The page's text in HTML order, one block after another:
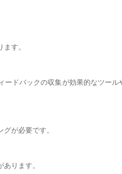
す。
ドバックの収集が効果的なツール
が必要です。
ります。